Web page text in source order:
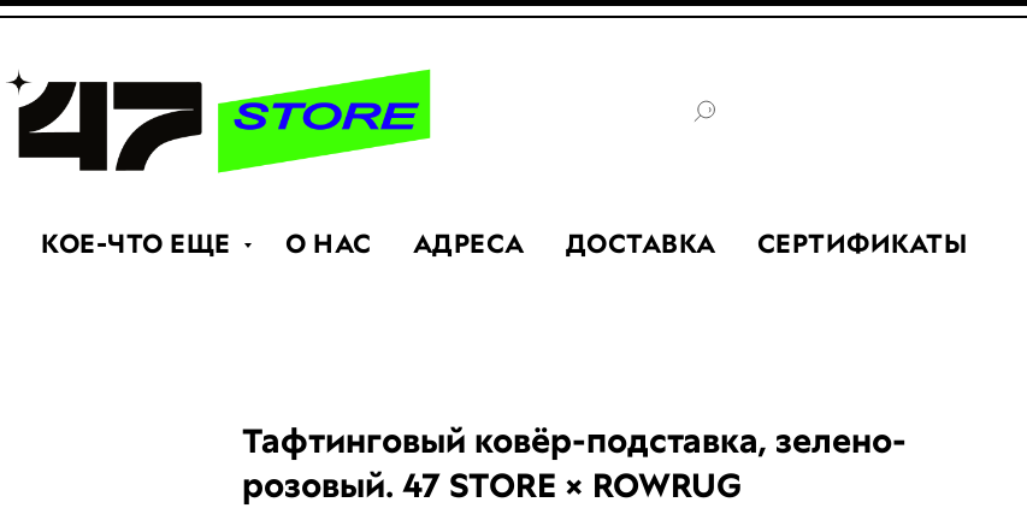
КОЕ-ЧТО ЕЩЕ О НАС АДРЕСА ДОСТАВКА СЕРТИФИКАТЫ
Тафтинговый ковёр-подставка, зелено-
розовый. 47 STORE × ROWRUG